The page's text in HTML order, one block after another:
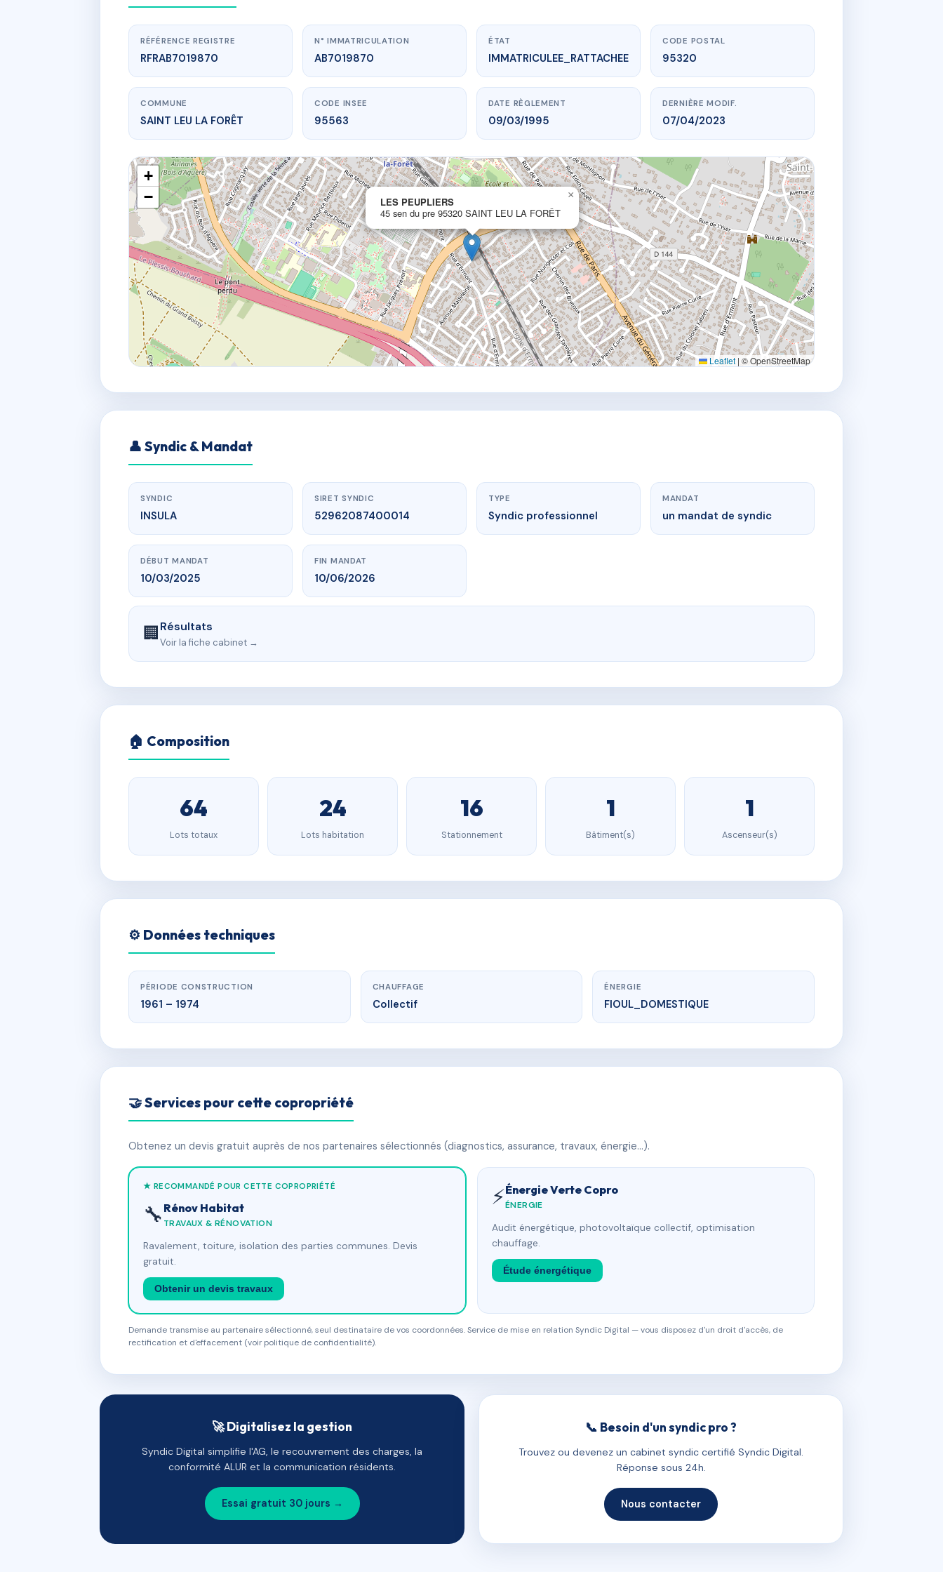
www.vme.plus/AB7019870
LES PEUPLIERS
45 sen du pre95320 SAINT LEU LA FORÊT
RÉFÉRENCE REGISTRE
RFRAB7019870
N° IMMATRICULATION
AB7019870
ÉTAT
IMMATRICULEE_RATTACHEE
CODE POSTAL
95320
COMMUNE
SAINT LEU LA FORÊT
CODE INSEE
95563
DATE RÈGLEMENT
09/03/1995
DERNIÈRE MODIF.
07/04/2023
LES PEUPLIERS
45 sen du pre 95320 SAINT LEU LA FORÊT
×
+
−
Leaflet | © OpenStreetMap
👤 Syndic & Mandat
SYNDIC
INSULA
SIRET SYNDIC
52962087400014
TYPE
Syndic professionnel
MANDAT
un mandat de syndic
DÉBUT MANDAT
10/03/2025
FIN MANDAT
10/06/2026
🏢Résultats
Voir la fiche cabinet →
🏠 Composition
64
Lots totaux
24
Lots habitation
16
Stationnement
1
Bâtiment(s)
1
Ascenseur(s)
⚙️ Données techniques
PÉRIODE CONSTRUCTION
1961 – 1974
CHAUFFAGE
Collectif
ÉNERGIE
FIOUL_DOMESTIQUE
🤝 Services pour cette copropriété
Obtenez un devis gratuit auprès de nos partenaires sélectionnés (diagnostics, assurance, travaux, énergie…).
★ RECOMMANDÉ POUR CETTE COPROPRIÉTÉ
🔧 Rénov Habitat
TRAVAUX & RÉNOVATION
Ravalement, toiture, isolation des parties communes. Devis
gratuit.
Obtenir un devis travaux
⚡Énergie Verte Copro
ÉNERGIE
Audit énergétique, photovoltaïque collectif, optimisation
chauffage.
Étude énergétique
Demande transmise au partenaire sélectionné, seul destinataire de vos coordonnées. Service de mise en relation Syndic Digital — vous disposez d'un droit d'accès, de
rectification et d'effacement (voir politique de confidentialité).
🚀 Digitalisez la gestion
Syndic Digital simplifie l'AG, le recouvrement des charges, la
conformité ALUR et la communication résidents.
Essai gratuit 30 jours →
📞 Besoin d'un syndic pro ?
Trouvez ou devenez un cabinet syndic certifié Syndic Digital.
Réponse sous 24h.
Nous contacter